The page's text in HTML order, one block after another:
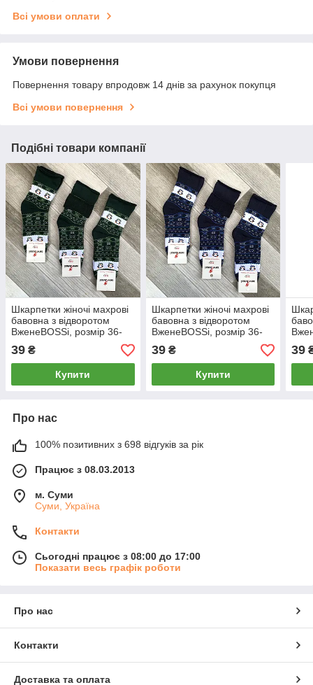
Всі умови оплати
Умови повернення
Повернення товару впродовж 14 днів за рахунок покупця
Всі умови повернення
Подібні товари компанії
Шкарпетки жіночі махрові
бавовна з відворотом
ВженеBOSSі, розмір 36-
40, темно-зелені, 012518
39 ₴
Купити
Шкарпетки жіночі махрові
бавовна з відворотом
ВженеBOSSі, розмір 36-
40, темно-сірі, 012517
39₴
Купити
40,
39
Про нас
100% позитивних з 698 відгуків за рік
Працює з 08.03.2013
м. Суми
Суми, Україна
Контакти
Сьогодні працює з 08:00 до 17:00
Показати весь графік роботи
Про нас
Контакти
Доставка та оплата